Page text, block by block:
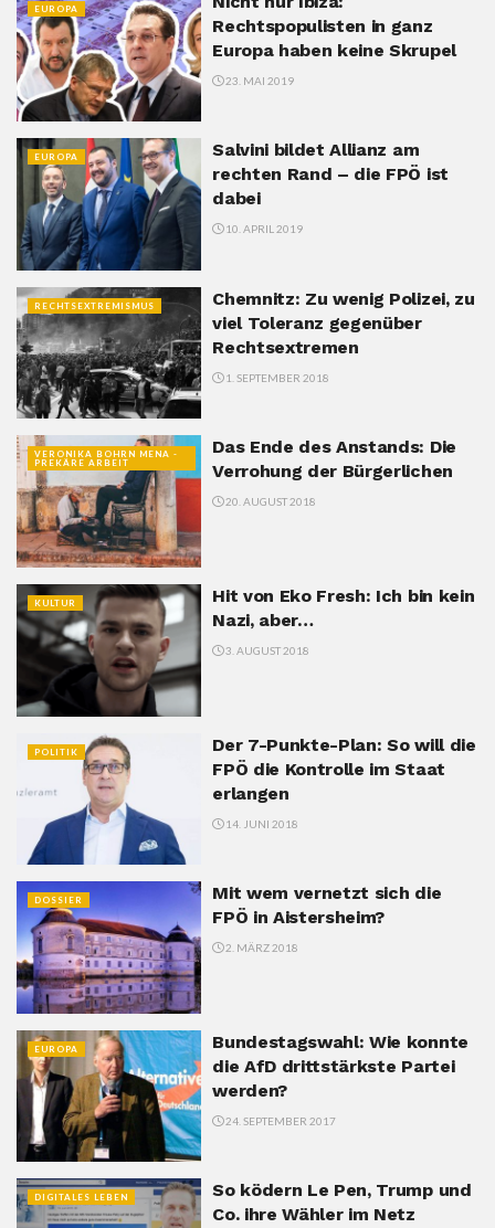
EUROPA
Rechtspopulisten in ganz
Europa haben keine Skrupel
23. MAI 2019
EUROPA
Salvini bildet Allianz am
rechten Rand – die FPÖ ist
dabei
10. APRIL 2019
RECHTSEXTREMISMUS
Chemnitz: Zu wenig Polizei, zu
viel Toleranz gegenüber
Rechtsextremen
1. SEPTEMBER 2018
VERONIKA BOHRN MENA -
PREKÄRE ARBEIT
Das Ende des Anstands: Die
Verrohung der Bürgerlichen
20. AUGUST 2018
KULTUR
Hit von Eko Fresh: Ich bin kein
Nazi, aber…
3. AUGUST 2018
POLITIK
Der 7-Punkte-Plan: So will die
FPÖ die Kontrolle im Staat
erlangen
14. JUNI 2018
DOSSIER
Mit wem vernetzt sich die
FPÖ in Aistersheim?
2. MÄRZ 2018
EUROPA
Bundestagswahl: Wie konnte
die AfD drittstärkste Partei
werden?
24. SEPTEMBER 2017
DIGITALES LEBEN
So ködern Le Pen, Trump und
Co. ihre Wähler im Netz